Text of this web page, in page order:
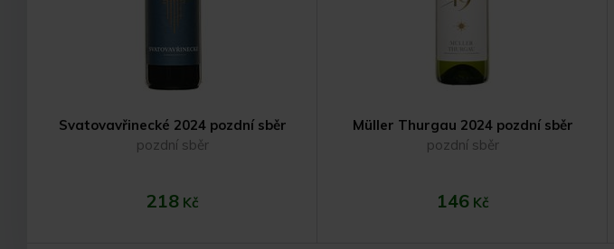
Svatovavřinecké 2024 pozdní sběr
pozdní sběr
218 Kč
Müller Thurgau 2024 pozdní sběr
pozdní sběr
146 Kč